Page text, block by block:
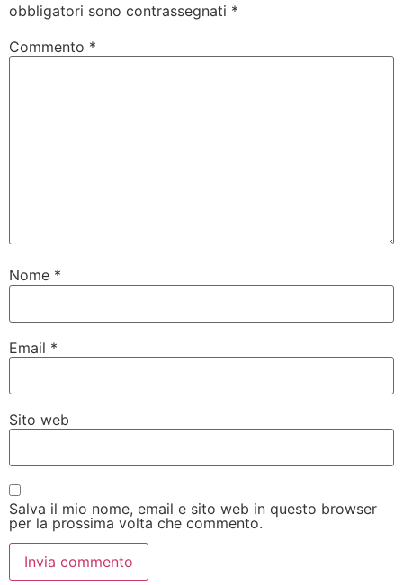
obbligatori sono contrassegnati *
Commento *
Nome *
Email *
Sito web
Salva il mio nome, email e sito web in questo browser
per la prossima volta che commento.